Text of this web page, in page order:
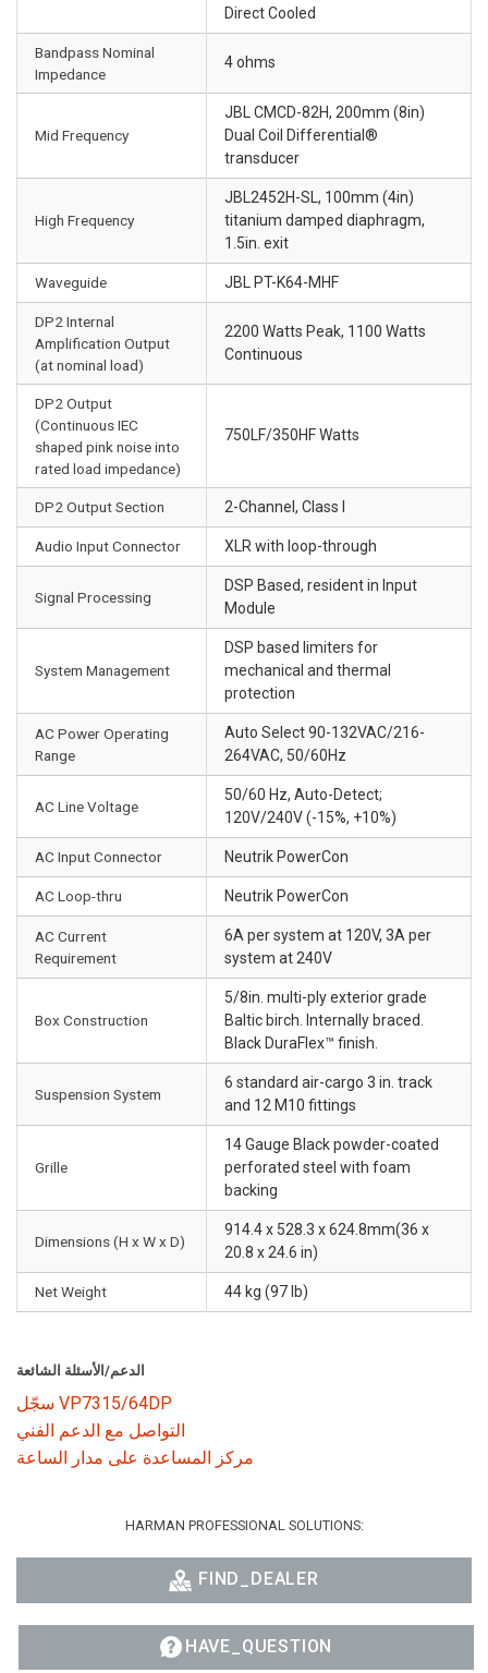
Direct Cooled
Bandpass Nominal
Impedance
4 ohms
Mid Frequency
JBL CMCD-82H, 200mm (8in)
Dual Coil Differential®
transducer
High Frequency
JBL2452H-SL, 100mm (4in)
titanium damped diaphragm,
1.5in. exit
Waveguide JBL PT-K64-MHF
DP2 Internal
Amplification Output
(at nominal load)
2200 Watts Peak, 1100 Watts
Continuous
DP2 Output
(Continuous IEC
shaped pink noise into
rated load impedance)
750LF/350HF Watts
DP2 Output Section 2-Channel, Class I
Audio Input Connector XLR with loop-through
Signal Processing
DSP Based, resident in Input
Module
System Management
DSP based limiters for
mechanical and thermal
protection
AC Power Operating
Range
Auto Select 90-132VAC/216-
264VAC, 50/60Hz
AC Line Voltage
50/60 Hz, Auto-Detect;
120V/240V (-15%, +10%)
AC Input Connector Neutrik PowerCon
AC Loop-thru Neutrik PowerCon
AC Current
Requirement
6A per system at 120V, 3A per
system at 240V
Box Construction
5/8in. multi-ply exterior grade
Baltic birch. Internally braced.
Black DuraFlex™ finish.
Suspension System
6 standard air-cargo 3 in. track
and 12 M10 fittings
Grille
14 Gauge Black powder-coated
perforated steel with foam
backing
Dimensions (H x W x D)
914.4 x 528.3 x 624.8mm(36 x
20.8 x 24.6 in)
Net Weight 44 kg (97 lb)
الدعم/الأسئلة الشائعة
سجّل VP7315/64DP
التواصل مع الدعم الفني
مركز المساعدة على مدار الساعة
HARMAN PROFESSIONAL SOLUTIONS:
FIND_DEALER
HAVE_QUESTION